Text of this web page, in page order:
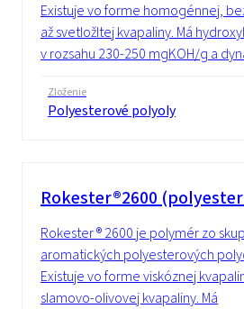
Existuje vo forme homogénnej,
až svetložltej kvapaliny. Má
v rozsahu 230-250 mgKOH/g a
Zloženie
Polyesterové polyoly
Rokester®2600
Rokester ® 2600 je polymér zo
aromatických polyesterových
Existuje vo forme viskóznej
slamovo-olivovej kvapaliny. Má